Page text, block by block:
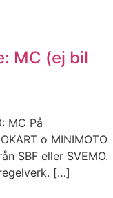
MC (ej bil
MC På
o MINIMOTO
SBF eller SVEMO.
[…]